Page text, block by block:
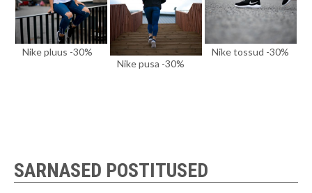
Nike pluus -30%
Nike tossud -30%
Nike pusa -30%
SARNASED POSTITUSED